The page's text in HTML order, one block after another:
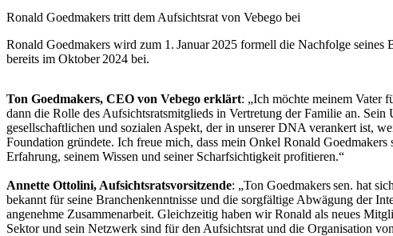
Ronald Goedmakers tritt dem Aufsichtsrat von Vebego bei
Ronald Goedmakers wird zum 1. Januar 2025 formell die Nachfolge
bereits im Oktober 2024 bei.
Ton Goedmakers, CEO von Vebego erklärt: „Ich möchte meinem Vater
dann die Rolle des Aufsichtsratsmitglieds in Vertretung der Familie an.
gesellschaftlichen und sozialen Aspekt, der in unserer DNA verankert ist,
Foundation gründete. Ich freue mich, dass mein Onkel Ronald
Erfahrung, seinem Wissen und seiner Scharfsichtigkeit profitieren.“
Annette Ottolini, Aufsichtsratsvorsitzende: „Ton Goedmakers sen. hat
bekannt für seine Branchenkenntnisse und die sorgfältige Abwägung der
angenehme Zusammenarbeit. Gleichzeitig haben wir Ronald als neues
Sektor und sein Netzwerk sind für den Aufsichtsrat und die Organisation